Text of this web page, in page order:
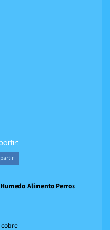
Alimento Perros